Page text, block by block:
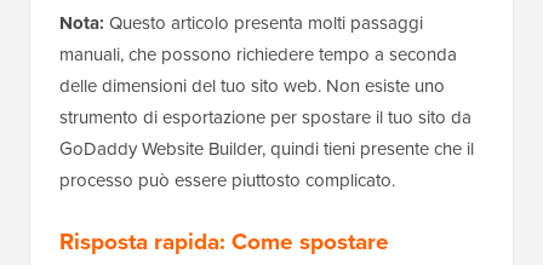
Nota: Questo articolo presenta molti passaggi
manuali, che possono richiedere tempo a seconda
delle dimensioni del tuo sito web. Non esiste uno
strumento di esportazione per spostare il tuo sito da
GoDaddy Website Builder, quindi tieni presente che il
processo può essere piuttosto complicato.
Risposta rapida: Come spostare